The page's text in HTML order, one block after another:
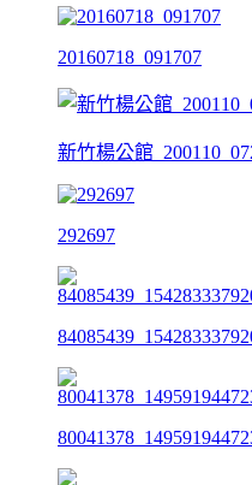
20160718_091707
新竹楊公館
292697